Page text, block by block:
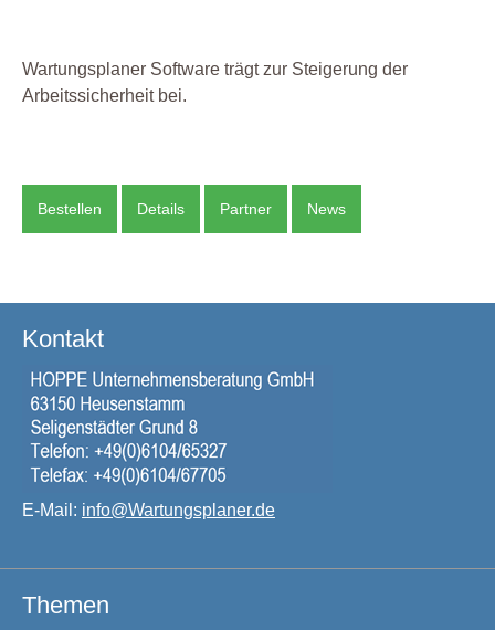
Wartungsplaner Software trägt zur Steigerung der
Arbeitssicherheit bei.
Bestellen Details Partner News
Kontakt
E-Mail: info@Wartungsplaner.de
Themen